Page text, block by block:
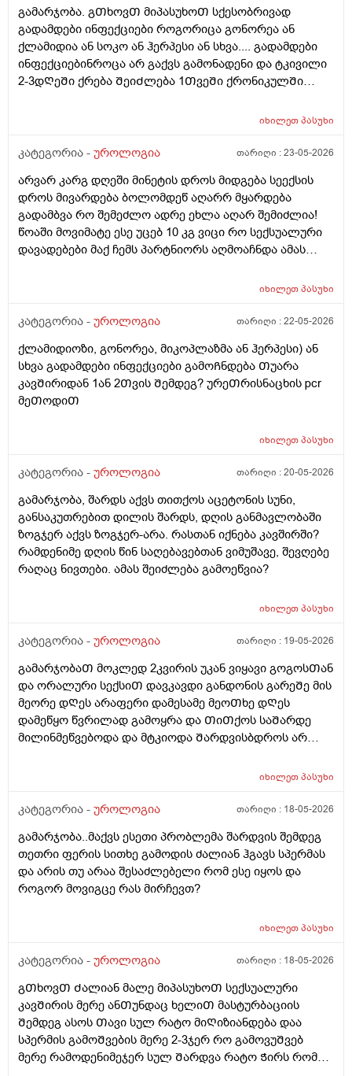
გამარჯობა. გᲗხოვᲗ მიპასუხოᲗ სქესობრივად
გადამდები ინფექციები როგორიცა გონორეა ან
ქლამიდია ან სოკო ან ჰერპესი ან სხვა.... გადამდები
ინფექციებინროცა არ გაქვს გამონადენი და ტკივილი
2-3დᲦეᲨი ქრება ᲨეიᲫლება 1ᲗვეᲨი ქრონიკულᲨი
იხილეთპასუხი
კატეგორია - უროლოგია თარიღი :23-05-2026
არვარ კარგ დღეში მინეტის დროს მიდგება სეექსის
დროს მივარდება ბოლომდეწ აღარრ მყარდება
გადამბვა რო შემეძლო ადრე ეხლა აღარ შემიძლია!
წოაში მოვიმატე ესე უცებ 10 კგ ვიცი რო სექსუალური
დავადებები მაქ ჩემს პარტნიორს აღმოაჩნდა ამას
დამიჯდეება ანალიევი ექიმთან ვიზიდი რო ვიცოდე ამ
იხილეთპასუხი
კატეგორია - უროლოგია თარიღი :22-05-2026
ქლამიდიოზი, გონორეა, მიკოპლაზმა ან ჰერპესი) ან
სხვა გადამდები ინფექციები გამოᲩნდება Თუარა
კავᲨირიდან 1ან 2Თვის Შემდეგ? ურეᲗრისნაცხის pcr
მეᲗოდიᲗ
იხილეთპასუხი
კატეგორია - უროლოგია თარიღი :20-05-2026
გამარჯობა, შარდს აქვს თითქოს აცეტონის სუნი,
განსაკუთრებით დილის შარდს, დღის განმავლობაში
ზოგჯერ აქვს ზოგჯერ-არა. რასთან იქნება კავშირში?
რამდენიმე დღის წინ საღებავებთან ვიმუშავე, შევღებე
რაღაც ნივთები. ამას შეიძლება გამოეწვია?
იხილეთპასუხი
კატეგორია - უროლოგია თარიღი : 19-05-2026
გამარჯობაᲗ მოკლედ 2კვირის უკან ვიყავი გოგოსᲗან
და ორალური სექსიᲗ დავკავდი განდონის გარეᲨე მის
მეორე დᲦეს არაფერი დამესამე მეოᲗხე დᲦეს
დამეწყო წვრილად გამოყრა და ᲗიᲗქოს საᲨარდე
მილინმეწვებოდა და მტკიოდა Შარდვისბდროს არ
კონკრეტული ადგილი მტკიოდა. მერე ვისხავდი
რო ვᲨარდავდი Შარდი Შიგ რᲩებოდაა წვეᲗები
Ჩერდებოდა Შარდიმერე ᲗიᲗქოს გამიარაა არც
გამონაყრის ქავილი არ მქონდა არაფერი არაფეტი
აგარ მაწუხებდა ამტკივილმა და რაგაცებმა 2დᲦეᲨი
გაიარა მერე ისევ სხვასᲗან დავკავდი უბრალოდ
მიმასტურბირებდა განდონის გარეᲨე და გავაᲗავე მის
წერტილი გამიᲩნდა ერᲗი და ასოს Თავის კანის
გვერდზეც ორი წიᲗელი წერტილი ტკივილი არ
მტკიოდა ეგ რაგააცა დაარც მექავებოდა მარა ესე
ყველაფერი გაᲦიზიანება Თუა ესე ყოველი Თუნდაც
ვიᲦაც გიმასტურბირებს ანსექსი გაქვს ესე რატო
მემარᲗება ? ისე ᲩუᲩა ამდგარზე არ მეწევა და როცა
საᲨუალოდ დაბალზეა მაᲨინრომ ვიწევ და მიდგება
იხილეთპასუხი
კატეგორია - უროლოგია თარიღი : 18-05-2026
გამარჯობა..მაქვს ესეთი პრობლემა შარდვის შემდეგ
თეთრი ფერის სითხე გამოდის ძალიან ჰგავს სპერმას
და არის თუ არაა შესაძლებელი რომ ესე იყოს და
როგორ მოვიგცე რას მირჩევთ?
იხილეთპასუხი
კატეგორია - უროლოგია თარიღი : 18-05-2026
გᲗხოვᲗ Ძალიან მალე მიპასუხოᲗ სექსუალური
კავᲨირის მერე ანᲗუნდაც ხელიᲗ მასტურბაციის
Შემდეგ ასოს Თავი სულ რატო მიᲦიზიანდება დაა
სპერმის გამოᲨვების მერე 2-3ჯერ რო გამოვუᲨვებ
მერე რამოდენიმეჯერ სულ Შარდვა რატო Ჭირს რომ